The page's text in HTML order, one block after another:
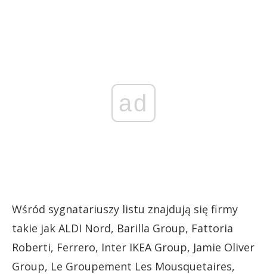
ad
Wśród sygnatariuszy listu znajdują się firmy
takie jak ALDI Nord, Barilla Group, Fattoria
Roberti, Ferrero, Inter IKEA Group, Jamie Oliver
Group, Le Groupement Les Mousquetaires,